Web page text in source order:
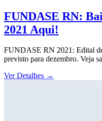
FUNDASE RN:
2021 Aqui!
FUNDASE RN 2021: Edital
previsto para dezembro. Veja
Ver Detalhes →